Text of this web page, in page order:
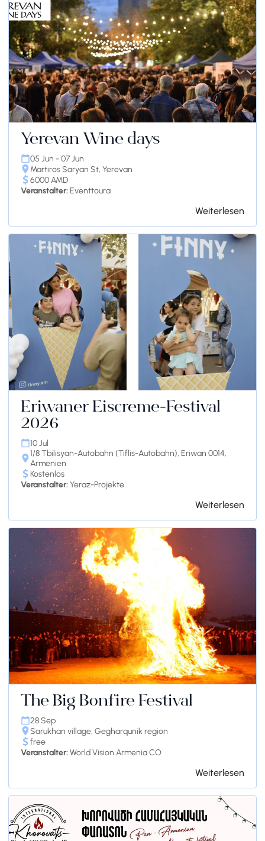
Yerevan Wine days
05 Jun - 07 Jun
Martiros Saryan St, Yerevan
6000 AMD
Veranstalter:Eventtoura
Weiterlesen
Eriwaner Eiscreme-Festival
2026
10 Jul
1/8 Tbilisyan-Autobahn (Tiflis-Autobahn), Eriwan 0014,
Armenien
Kostenlos
Veranstalter:Yeraz-Projekte
Weiterlesen
The Big Bonfire Festival
28 Sep
Sarukhan village, Gegharqunik region
free
Veranstalter:World Vision Armenia CO
Weiterlesen